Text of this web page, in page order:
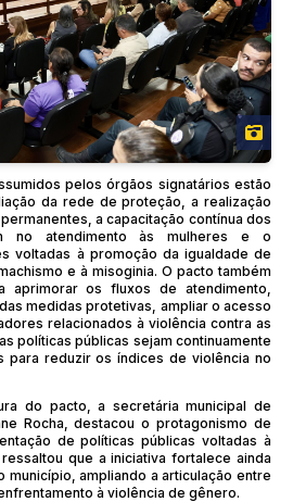
pelos órgãos signatários estão
da rede de proteção, a realização
a capacitação contínua dos
no atendimento às mulheres e o
voltadas à promoção da igualdade de
e à misoginia. O pacto também
aprimorar os fluxos de atendimento,
medidas protetivas, ampliar o acesso
relacionados à violência contra as
políticas públicas sejam continuamente
para reduzir os índices de violência no
do pacto, a secretária municipal de
Rocha, destacou o protagonismo de
de políticas públicas voltadas à
que a iniciativa fortalece ainda
município, ampliando a articulação entre
à violência de gênero.